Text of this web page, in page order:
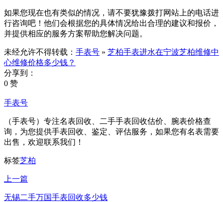
如果您现在也有类似的情况，请不要犹豫拨打网站上的电话进
行咨询吧！他们会根据您的具体情况给出合理的建议和报价，
并提供相应的服务方案帮助您解决问题。
未经允许不得转载： 手表号 » 芝柏手表进水在宁波芝柏维修中
心维修价格多少钱？
分享到：
0 赞
手表号
（手表号）专注名表回收、二手手表回收估价、腕表价格查
询，为您提供手表回收、鉴定、评估服务，如果您有名表需要
出售，欢迎联系我们！
标签芝柏
上一篇
无锡二手万国手表回收多少钱